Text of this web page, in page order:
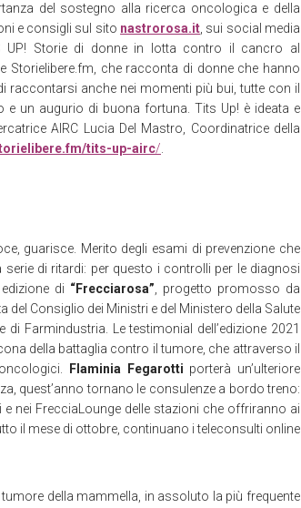
del sostegno alla ricerca oncologica e della
e consigli sul sito nastrorosa.it , sui social media
UP! Storie di donne in lotta contro il cancro al
Storielibere.fm, che racconta di donne che hanno
anche nei momenti più bui, tutte con il
un augurio di buona fortuna. Tits Up! è ideata e
AIRC Lucia Del Mastro, Coordinatrice della
tits-up-airc/
guarisce. Merito degli esami di prevenzione che
di ritardi: per questo i controlli per le diagnosi
di “Frecciarosa” , progetto promosso da
del Consiglio dei Ministri e del Ministero della Salute
Farmindustria. Le testimonial dell’edizione 2021
della battaglia contro il tumore, che attraverso il
Flaminia Fegarotti porterà un’ulteriore
quest’anno tornano le consulenze a bordo treno:
nei FrecciaLounge delle stazioni che offriranno ai
il mese di ottobre, continuano i teleconsulti online
della mammella, in assoluto la più frequente